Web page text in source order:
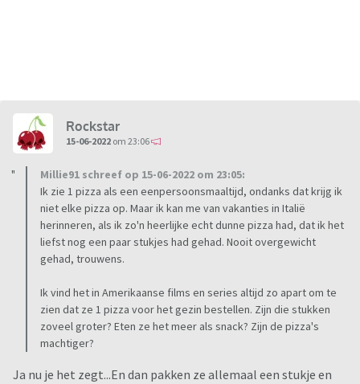
Rockstar
15-06-2022 om 23:06
Millie91 schreef op 15-06-2022 om 23:05:
Ik zie 1 pizza als een eenpersoonsmaaltijd, ondanks dat krijg ik
niet elke pizza op. Maar ik kan me van vakanties in Italië
herinneren, als ik zo'n heerlijke echt dunne pizza had, dat ik het
liefst nog een paar stukjes had gehad. Nooit overgewicht
gehad, trouwens.
Ik vind het in Amerikaanse films en series altijd zo apart om te
zien dat ze 1 pizza voor het gezin bestellen. Zijn die stukken
zoveel groter? Eten ze het meer als snack? Zijn de pizza's
machtiger?
Ja nu je het zegt...En dan pakken ze allemaal een stukje en